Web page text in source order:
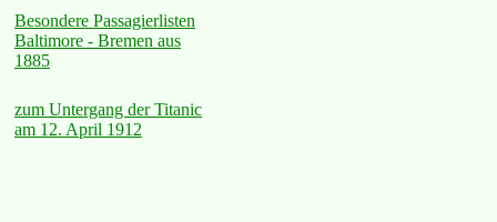
Besondere Passagierlisten
Baltimore - Bremen aus
1885
zum Untergang der Titanic
am 12. April 1912